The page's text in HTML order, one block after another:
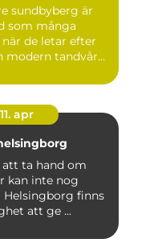
sundbyberg är
som många
de letar efter
modern tandvård
11. apr
att ta hand om
kan inte nog
Helsingborg finns
att ge ...